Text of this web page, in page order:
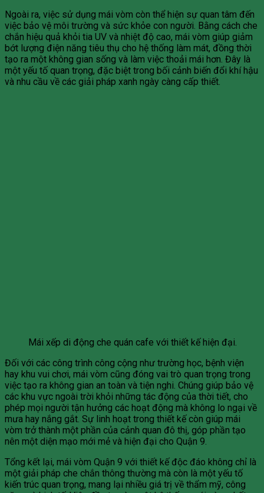
Ngoài ra, việc sử dụng mái vòm còn thể hiện sự quan tâm đến
việc bảo vệ môi trường và sức khỏe con người. Bằng cách che
chắn hiệu quả khỏi tia UV và nhiệt độ cao, mái vòm giúp giảm
bớt lượng điện năng tiêu thụ cho hệ thống làm mát, đồng thời
tạo ra một không gian sống và làm việc thoải mái hơn. Đây là
một yếu tố quan trọng, đặc biệt trong bối cảnh biến đổi khí hậu
và nhu cầu về các giải pháp xanh ngày càng cấp thiết.
Mái xếp di động che quán cafe với thiết kế hiện đại.
Đối với các công trình công cộng như trường học, bệnh viện
hay khu vui chơi, mái vòm cũng đóng vai trò quan trọng trong
việc tạo ra không gian an toàn và tiện nghi. Chúng giúp bảo vệ
các khu vực ngoài trời khỏi những tác động của thời tiết, cho
phép mọi người tận hưởng các hoạt động mà không lo ngại về
mưa hay nắng gắt. Sự linh hoạt trong thiết kế còn giúp mái
vòm trở thành một phần của cảnh quan đô thị, góp phần tạo
nên một diện mạo mới mẻ và hiện đại cho Quận 9.
Tổng kết lại, mái vòm Quận 9 với thiết kế độc đáo không chỉ là
một giải pháp che chắn thông thường mà còn là một yếu tố
kiến trúc quan trọng, mang lại nhiều giá trị về thẩm mỹ, công